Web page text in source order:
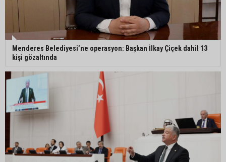
Menderes Belediyesi’ne operasyon: Başkan İlkay Çiçek dahil 13
kişi gözaltında